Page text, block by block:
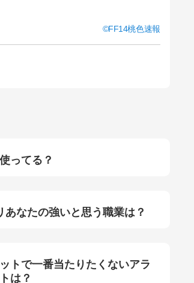
FF14桃色速報
ってる？
あなたの強いと思う職業は？
トで一番当たりたくないアラ
は？